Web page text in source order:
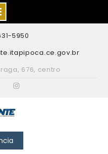
5950
676, centro